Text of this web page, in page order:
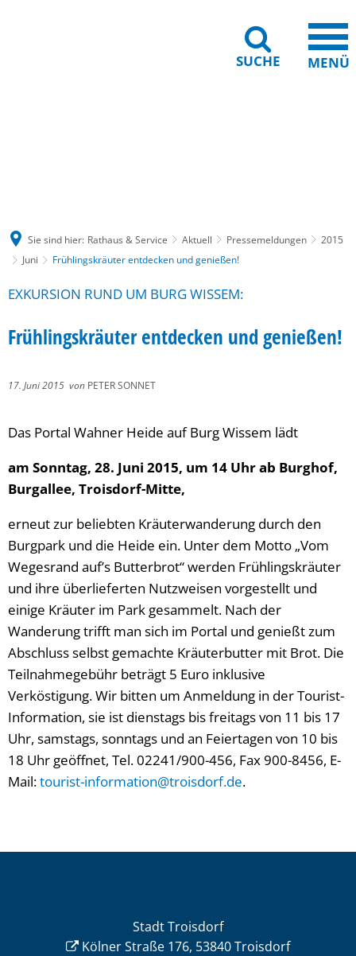
SUCHE MENÜ
Sie sind hier: Rathaus & Service Aktuell Pressemeldungen
2015
Juni
Frühlingskräuter entdecken und genießen!
EXKURSION RUND UM BURG WISSEM:
Frühlingskräuter entdecken und genießen!
17. Juni 2015 von PETER SONNET
Das Portal Wahner Heide auf Burg Wissem lädt
am Sonntag, 28. Juni 2015, um 14 Uhr ab Burghof,
Burgallee, Troisdorf-Mitte,
erneut zur beliebten Kräuterwanderung durch den
Burgpark und die Heide ein. Unter dem Motto „Vom
Wegesrand auf’s Butterbrot“ werden Frühlingskräuter
und ihre überlieferten Nutzweisen vorgestellt und
einige Kräuter im Park gesammelt. Nach der
Wanderung trifft man sich im Portal und genießt zum
Abschluss selbst gemachte Kräuterbutter mit Brot. Die
Teilnahmegebühr beträgt 5 Euro inklusive
Verköstigung. Wir bitten um Anmeldung in der Tourist-
Information, sie ist dienstags bis freitags von 11 bis 17
Uhr, samstags, sonntags und an Feiertagen von 10 bis
18 Uhr geöffnet, Tel. 02241/900-456, Fax 900-8456, E-
Mail:tourist-information@troisdorf.de.
Stadt Troisdorf
Kölner Straße 176, 53840 Troisdorf